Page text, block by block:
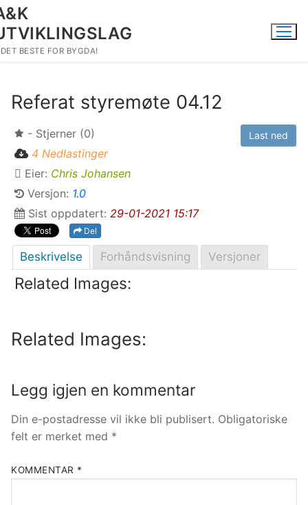
Hopp
til
innholdet
BESTE FOR BYGDA!
Referat styremøte 04.12
Last ned
- Stjerner (0)
4 Nedlastinger
Eier: Chris Johansen
Versjon: 1.0
Sist oppdatert: 29-01-2021 15:17
Del
Beskrivelse Forhåndsvisning Versjoner
Related Images:
Related Images:
Legg igjen en kommentar
Din e-postadresse vil ikke bli publisert. Obligatoriske
felt er merket med *
KOMMENTAR *